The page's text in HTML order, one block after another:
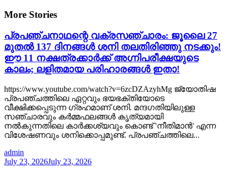
More Stories
പ്രപഞ്ചനാഥന്റെ വക്രസഞ്ചാരം: ജൂലൈ 27
മുതൽ 137 ദിനങ്ങൾ ശനി തലതിരിഞ്ഞു നടക്കും!
ഈ 11 നക്ഷത്രക്കാർക്ക് അഗ്നിപരീക്ഷയുടെ
കാലം; ലളിതമായ പരിഹാരങ്ങൾ ഇതാ!
https://www.youtube.com/watch?v=6zcDZAzyhMg ജ്യോതിഷ
പ്രപഞ്ചത്തിലെ ഏറ്റവും ഭയഭക്തിയോടെ
വീക്ഷിക്കപ്പെടുന്ന ഗ്രഹമാണ് ശനി. മന്ദഗതിയിലുള്ള
സഞ്ചാരവും കർമ്മഫലങ്ങൾ കൃത്യമായി
നൽകുന്നതിലെ കാർക്കശ്യവും കൊണ്ട് 'നീതിമാൻ' എന്ന
വിശേഷണവും ശനിക്കൊപ്പമുണ്ട്. പ്രപഞ്ചത്തിലെ...
admin
July 23, 2026July 23, 2026